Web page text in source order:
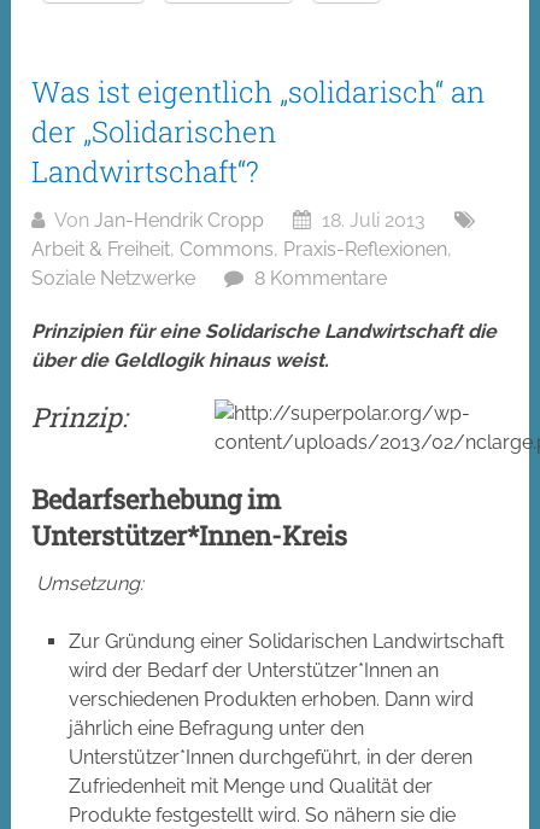
Was ist eigentlich „solidarisch“ an
der „Solidarischen
Landwirtschaft“?
VonJan-Hendrik Cropp
18. Juli 2013
Arbeit & Freiheit,Commons, Praxis-Reflexionen,
Soziale Netzwerke
8 Kommentare
Prinzipien für eine Solidarische Landwirtschaft die
über die Geldlogik hinaus weist.
Prinzip:
Bedarfserhebung im
Unterstützer*Innen-Kreis
Umsetzung:
Zur Gründung einer Solidarischen Landwirtschaft
wird der Bedarf der Unterstützer*Innen an
verschiedenen Produkten erhoben. Dann wird
jährlich eine Befragung unter den
Unterstützer*Innen durchgeführt, in der deren
Zufriedenheit mit Menge und Qualität der
Produkte festgestellt wird. So nähern sie die